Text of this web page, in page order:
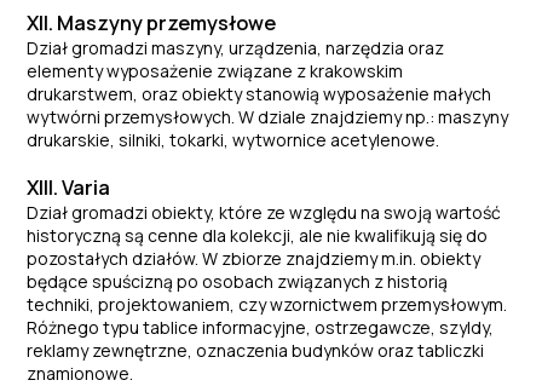
XII. Maszyny przemysłowe
Dział gromadzi maszyny, urządzenia, narzędzia oraz
elementy wyposażenie związane z krakowskim
drukarstwem, oraz obiekty stanowią wyposażenie małych
wytwórni przemysłowych. W dziale znajdziemy np.: maszyny
drukarskie, silniki, tokarki, wytwornice acetylenowe.
XIII. Varia
Dział gromadzi obiekty, które ze względu na swoją wartość
historyczną są cenne dla kolekcji, ale nie kwalifikują się do
pozostałych działów. W zbiorze znajdziemy m.in. obiekty
będące spuścizną po osobach związanych z historią
techniki, projektowaniem, czy wzornictwem przemysłowym.
Różnego typu tablice informacyjne, ostrzegawcze, szyldy,
reklamy zewnętrzne, oznaczenia budynków oraz tabliczki
znamionowe.